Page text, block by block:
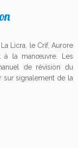
Licra, le Crif, Aurore
à la manœuvre. Les
de révision du
sur signalement de la